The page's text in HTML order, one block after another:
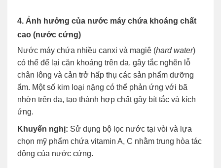
4. Ảnh hưởng của nước máy chứa khoáng chất
cao (nước cứng)
Nước máy chứa nhiều canxi và magiê (hard water)
có thể để lại cặn khoáng trên da, gây tắc nghẽn lỗ
chân lông và cản trở hấp thụ các sản phẩm dưỡng
ẩm. Một số kim loại nặng có thể phản ứng với bã
nhờn trên da, tạo thành hợp chất gây bít tắc và kích
ứng.
Khuyến nghị: Sử dụng bộ lọc nước tại vòi và lựa
chọn mỹ phẩm chứa vitamin A, C nhằm trung hòa tác
động của nước cứng.